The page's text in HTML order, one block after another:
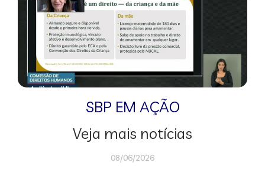
SBP EM AÇÃO
Veja mais notícias
08/06/2026